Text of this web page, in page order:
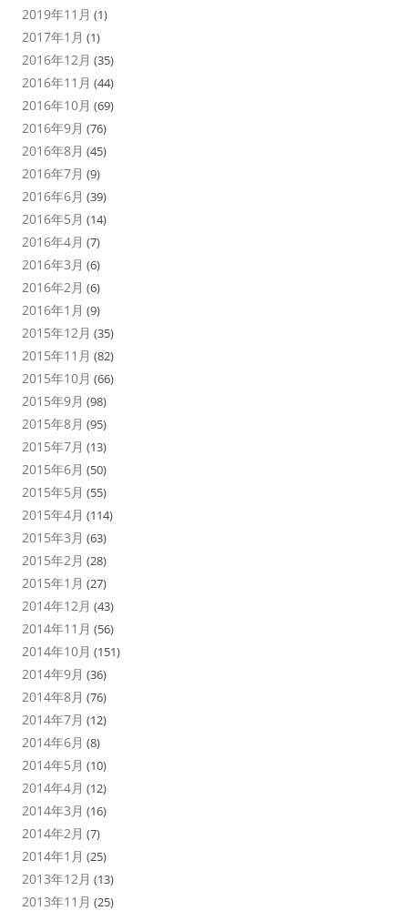
2019年11月 (1)
2017年1月 (1)
2016年12月 (35)
2016年11月 (44)
2016年10月 (69)
2016年9月 (76)
2016年8月 (45)
2016年7月 (9)
2016年6月 (39)
2016年5月 (14)
2016年4月 (7)
2016年3月 (6)
2016年2月 (6)
2016年1月 (9)
2015年12月 (35)
2015年11月 (82)
2015年10月 (66)
2015年9月 (98)
2015年8月 (95)
2015年7月 (13)
2015年6月 (50)
2015年5月 (55)
2015年4月 (114)
2015年3月 (63)
2015年2月 (28)
2015年1月 (27)
2014年12月 (43)
2014年11月 (56)
2014年10月 (151)
2014年9月 (36)
2014年8月 (76)
2014年7月 (12)
2014年6月 (8)
2014年5月 (10)
2014年4月 (12)
2014年3月 (16)
2014年2月 (7)
2014年1月 (25)
2013年12月 (13)
2013年11月 (25)